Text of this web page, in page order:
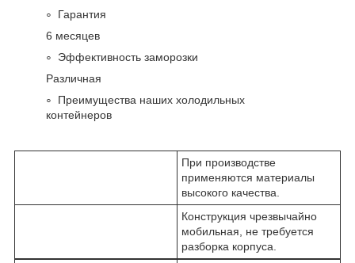
Гарантия
6 месяцев
Эффективность заморозки
Различная
Преимущества наших холодильных
контейнеров
При производстве
применяются материалы
высокого качества.
Конструкция чрезвычайно
мобильная, не требуется
разборка корпуса.